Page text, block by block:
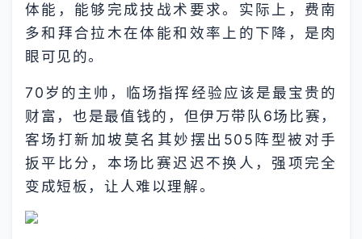
体能，能够完成技战术要求。实际上，费南
多和拜合拉木在体能和效率上的下降，是肉
眼可见的。
70岁的主帅，临场指挥经验应该是最宝贵的
财富，也是最值钱的，但伊万带队6场比赛，
客场打新加坡莫名其妙摆出505阵型被对手
扳平比分，本场比赛迟迟不换人，强项完全
变成短板，让人难以理解。